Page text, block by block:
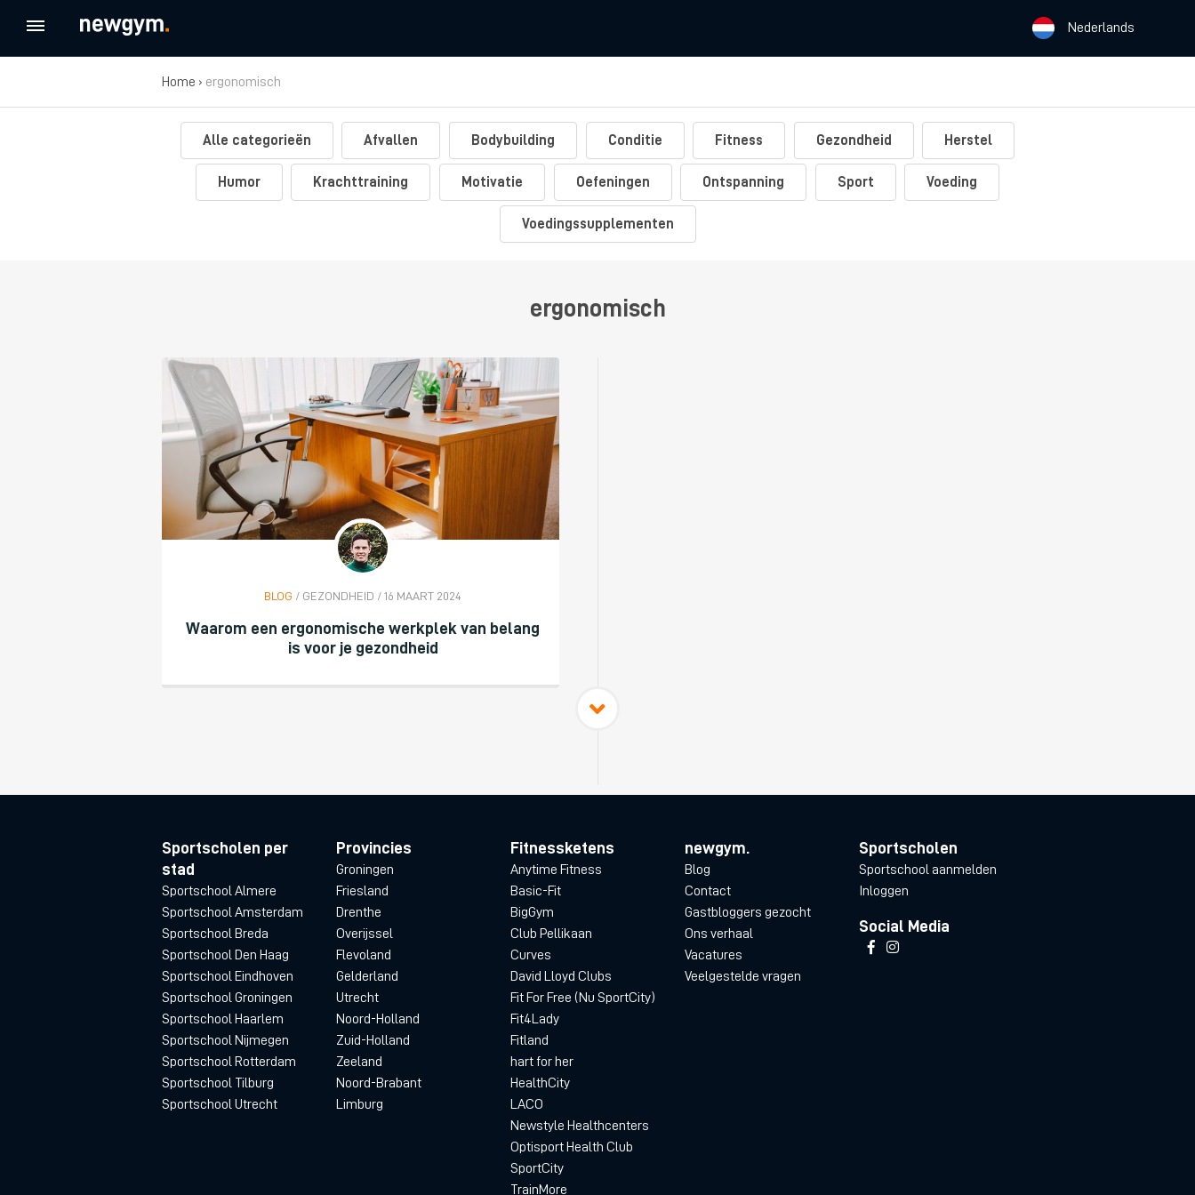
Nederlands
Home › ergonomisch
Alle categorieën Afvallen Bodybuilding Conditie Fitness Gezondheid Herstel
Humor Krachttraining Motivatie Oefeningen Ontspanning Sport Voeding
Voedingssupplementen
ergonomisch
BLOG / GEZONDHEID / 16 MAART 2024
Waarom een ergonomische werkplek van belang
is voor je gezondheid
Sportscholen per
stad
Sportschool Almere
Sportschool Amsterdam
Sportschool Breda
Sportschool Den Haag
Sportschool Eindhoven
Sportschool Groningen
Sportschool Haarlem
Sportschool Nijmegen
Sportschool Rotterdam
Sportschool Tilburg
Sportschool Utrecht
Provincies
Groningen
Friesland
Drenthe
Overijssel
Flevoland
Gelderland
Utrecht
Noord-Holland
Zuid-Holland
Zeeland
Noord-Brabant
Limburg
Fitnessketens
Anytime Fitness
Basic-Fit
BigGym
Club Pellikaan
Curves
David Lloyd Clubs
Fit For Free (Nu SportCity)
Fit4Lady
Fitland
hart for her
HealthCity
LACO
Newstyle Healthcenters
Optisport Health Club
SportCity
TrainMore
newgym.
Blog
Contact
Gastbloggers gezocht
Ons verhaal
Vacatures
Veelgestelde vragen
Sportscholen
Sportschool aanmelden
Inloggen
Social Media